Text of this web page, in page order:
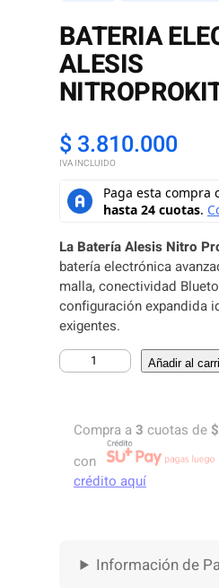
BATERIA
ALESIS
$3.810.000
IVA INCLUIDO
La Batería Alesis Nitro
batería electrónica
malla, conectividad
configuración expandida
exigentes.
B
A
Añadir al
Compra a3 cuotas de $
con
crédito aquí
Información de